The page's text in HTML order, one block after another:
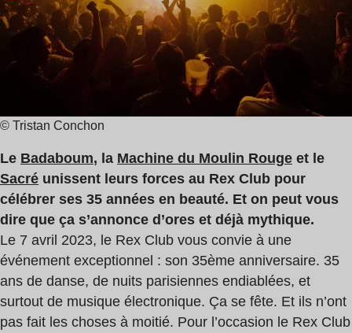
© Tristan Conchon
Le Badaboum, la Machine du Moulin Rouge et le
Sacré unissent leurs forces au Rex Club pour
célébrer ses 35 années en beauté. Et on peut vous
dire que ça s’annonce d’ores et déjà mythique.
Le 7 avril 2023, le Rex Club vous convie à une
événement exceptionnel : son 35ème anniversaire. 35
ans de danse, de nuits parisiennes endiablées, et
surtout de musique électronique. Ça se fête. Et ils n’ont
pas fait les choses à moitié. Pour l’occasion le Rex Club